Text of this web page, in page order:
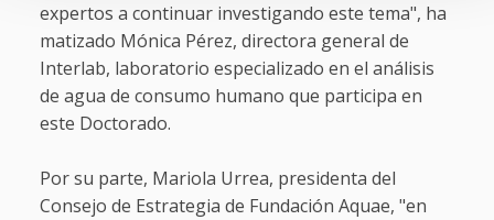
expertos a continuar investigando este tema", ha
matizado Mónica Pérez, directora general de
Interlab, laboratorio especializado en el análisis
de agua de consumo humano que participa en
este Doctorado.
Por su parte, Mariola Urrea, presidenta del
Consejo de Estrategia de Fundación Aquae, "en